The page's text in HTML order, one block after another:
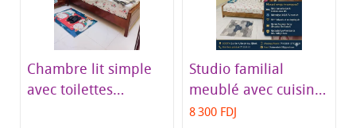
Chambre lit simple
avec toilettes
Studio familial
meublé avec cuisine
& salle de bain
8 300 FDJ